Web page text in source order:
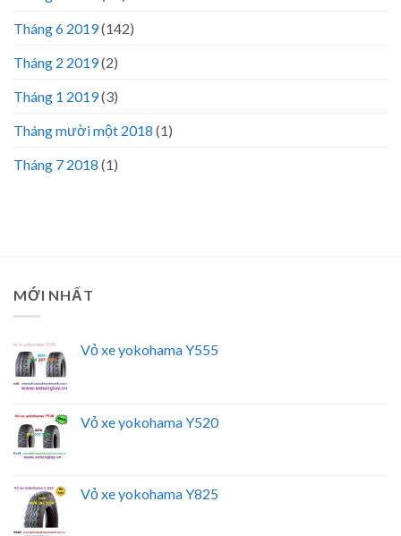
Tháng 6 2019(142)
Tháng 2 2019(2)
Tháng 1 2019(3)
Tháng mười một 2018 (1)
Tháng 7 2018 (1)
MỚI NHẤT
Vỏ xe yokohama Y555
Vỏ xe yokohama Y520
Vỏ xe yokohama Y825